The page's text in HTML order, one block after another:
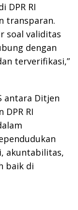
DPR RI
transparan.
soal validitas
dengan
terverifikasi,”
antara Ditjen
RI
akuntabilitas,
baik di